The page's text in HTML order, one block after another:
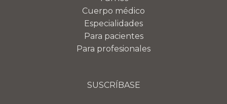
Cuerpo médico
Especialidades
Para pacientes
Para profesionales
SUSCRÍBASE